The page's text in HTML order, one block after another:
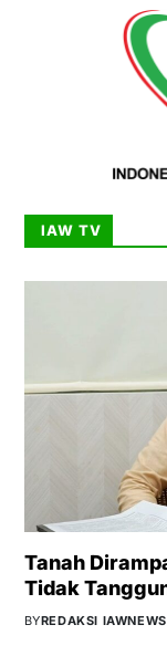
IAW TV
Tanah
Tidak
BYREDAKSI IAWNEWS